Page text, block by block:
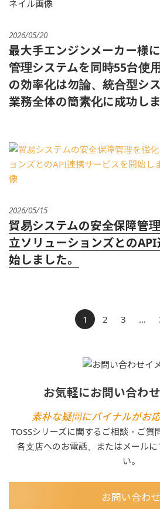
2026/05/20
最大手エンジンメーカー様
管理システムを同時55台使
の効率化は勿論、統合型シ
業務全体の簡素化に成功しま
2026/05/15
貿易システムの安全保障管
立ソリューションズとの
始しました。
1 2 3 …
お気軽にお問い合わせ
素朴な疑問にバイナルがお
TOSSシリーズに関するご相談・ご質
各支店へのお電話、またはメール
い。
お問い合わせ